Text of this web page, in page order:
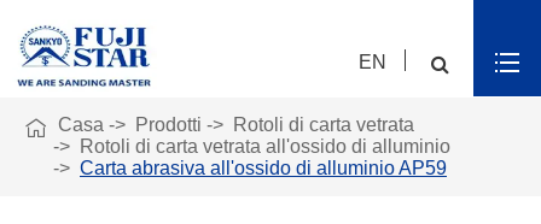
EN
 Casa Prodotti
Rotoli di carta vetrata
Rotoli di carta vetrata all'ossido di alluminio
Carta abrasiva all'ossido di alluminio AP59